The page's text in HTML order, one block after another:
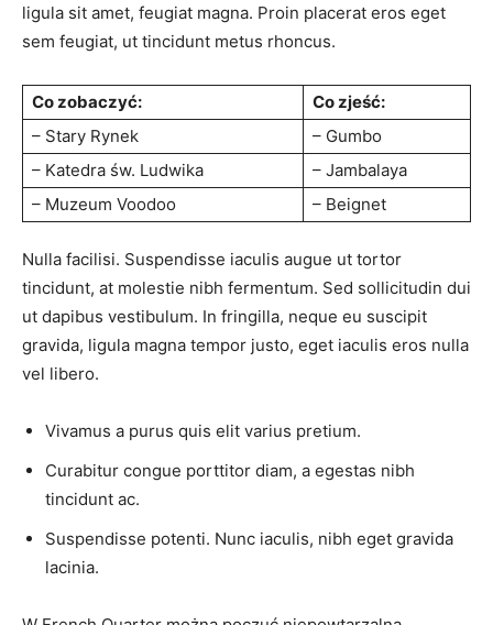
ligula sit amet, feugiat magna. Proin placerat eros eget
sem feugiat, ut tincidunt metus rhoncus.
Co zobaczyć:
Co zjeść:
– Stary Rynek
– Gumbo
– Katedra św. Ludwika
– Jambalaya
– Muzeum Voodoo
– Beignet
Nulla facilisi. Suspendisse iaculis augue ut tortor
tincidunt, at molestie nibh fermentum. Sed sollicitudin dui
ut dapibus vestibulum. In fringilla, neque eu suscipit
gravida, ligula magna tempor justo, eget iaculis eros nulla
vel libero.
Vivamus a purus quis elit varius pretium.
Curabitur congue porttitor diam, a egestas nibh
tincidunt ac.
Suspendisse potenti. Nunc iaculis, nibh eget gravida
lacinia.